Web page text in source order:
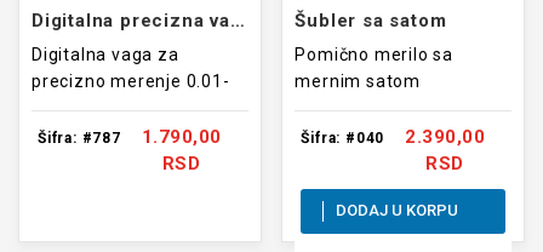
Digitalna precizna vaga 0.01-500g
Digitalna vaga za
precizno merenje 0.01-
500 grama
Šifra: #787
1.790,00
RSD
Šubler sa satom
Pomično merilo sa
mernim satom
Šifra: #040
2.390,00
RSD
DODAJ U KORPU